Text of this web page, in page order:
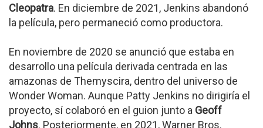
Cleopatra. En diciembre de 2021, Jenkins abandonó
la película, pero permaneció como productora.
En noviembre de 2020 se anunció que estaba en
desarrollo una película derivada centrada en las
amazonas de Themyscira, dentro del universo de
Wonder Woman. Aunque Patty Jenkins no dirigiría el
proyecto, sí colaboró en el guion junto a Geoff
Johns. Posteriormente, en 2021, Warner Bros.